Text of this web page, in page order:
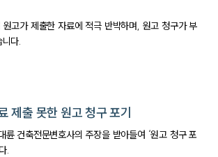
글로벌 파트너 로펌
업무사례
주요 업무사례
원고가 제출한 자료에 적극 반박하며, 원고 청구가 부
다.
제출 못한 원고 청구 포기
륜 건축전문변호사의 주장을 받아들여 ‘원고 청구 포
.